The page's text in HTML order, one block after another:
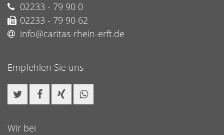
02233 - 79 90 0
02233 - 79 90 62
info@caritas-rhein-erft.de
Empfehlen Sie uns
Wir bei